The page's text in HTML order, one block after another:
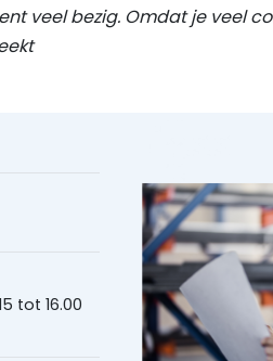
veel bezig. Omdat je veel
tot 16.00